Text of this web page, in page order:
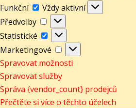
Funkční
Funkční
Vždy aktivní
Předvolby
Předvolby
Statistické
Statistické
Marketingové
Marketingové
Spravovat možnosti
Spravovat služby
Správa {vendor_count} prodejců
Přečtěte si více o těchto účelech